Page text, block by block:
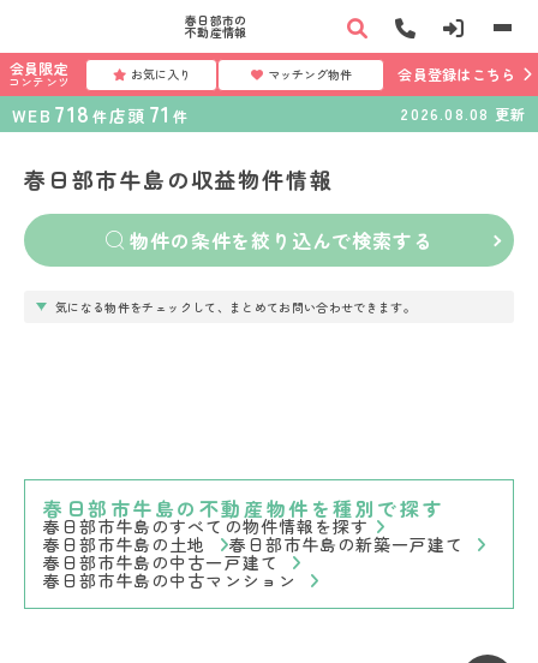
春日部市の
不動産情報
会員限定
コンテンツ お気に入り マッチング物件 会員登録はこちら
WEB 718 件店頭 71 件 2026.08.08 更新
春日部市牛島の収益物件情報
物件の条件を絞り込んで検索する
気になる物件をチェックして、まとめてお問い合わせできます。
春日部市牛島の不動産物件を種別で探す
春日部市牛島のすべての物件情報を探す
春日部市牛島の土地 春日部市牛島の新築一戸建て
春日部市牛島の中古一戸建て
春日部市牛島の中古マンション